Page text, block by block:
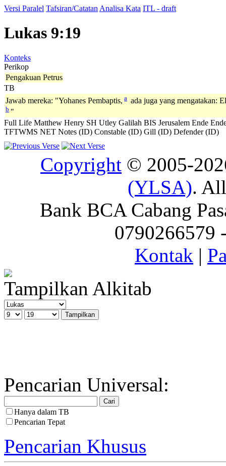
Versi Paralel Tafsiran/Catatan Analisa Kata ITL - draft
Lukas 9:19
Konteks
Perikop
Pengakuan Petrus
TB
Jawab mereka: "Yohanes Pembaptis, a ada juga yang mengatakan:
b "
Full Life Matthew Henry SH Utley Galilah BIS Jerusalem Ende
TFTWMS NET Notes (ID) Constable (ID) Gill (ID) Defender (ID)
Copyright © 2005-
(YLSA).
Bank BCA Cabang
0790266579
Kontak |
Tampilkan Alkitab
Pencarian Universal:
Hanya dalam TB
Pencarian Tepat
Pencarian Khusus